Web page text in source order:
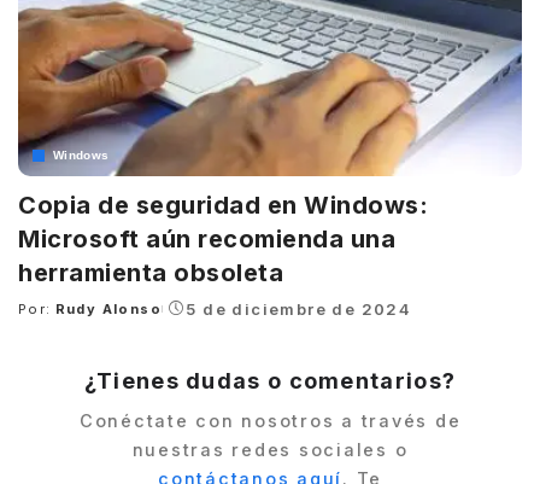
Windows
Copia de seguridad en Windows:
Microsoft aún recomienda una
herramienta obsoleta
Posted
Por: Rudy Alonso 5 de diciembre de 2024
¿Tienes dudas o comentarios?
Conéctate con nosotros a través de
nuestras redes sociales o
contáctanos aquí. Te